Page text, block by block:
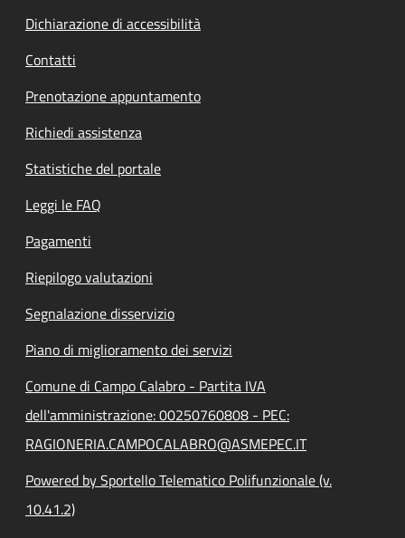
Dichiarazione di accessibilità
Contatti
Prenotazione appuntamento
Richiedi assistenza
Statistiche del portale
Leggi le FAQ
Pagamenti
Riepilogo valutazioni
Segnalazione disservizio
Piano di miglioramento dei servizi
Comune di Campo Calabro - Partita IVA
dell'amministrazione: 00250760808 - PEC:
RAGIONERIA.CAMPOCALABRO@ASMEPEC.IT
Powered by Sportello Telematico Polifunzionale (v.
10.41.2)